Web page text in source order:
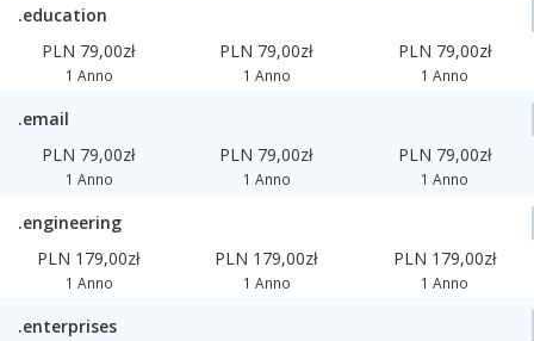
.education
PLN 79,00zł
1 Anno
PLN 79,00zł
1 Anno
PLN 79,00zł
1 Anno
.email
PLN 79,00zł
1 Anno
PLN 79,00zł
1 Anno
PLN 79,00zł
1 Anno
.engineering
PLN 179,00zł
1 Anno
PLN 179,00zł
1 Anno
PLN 179,00zł
1 Anno
.enterprises